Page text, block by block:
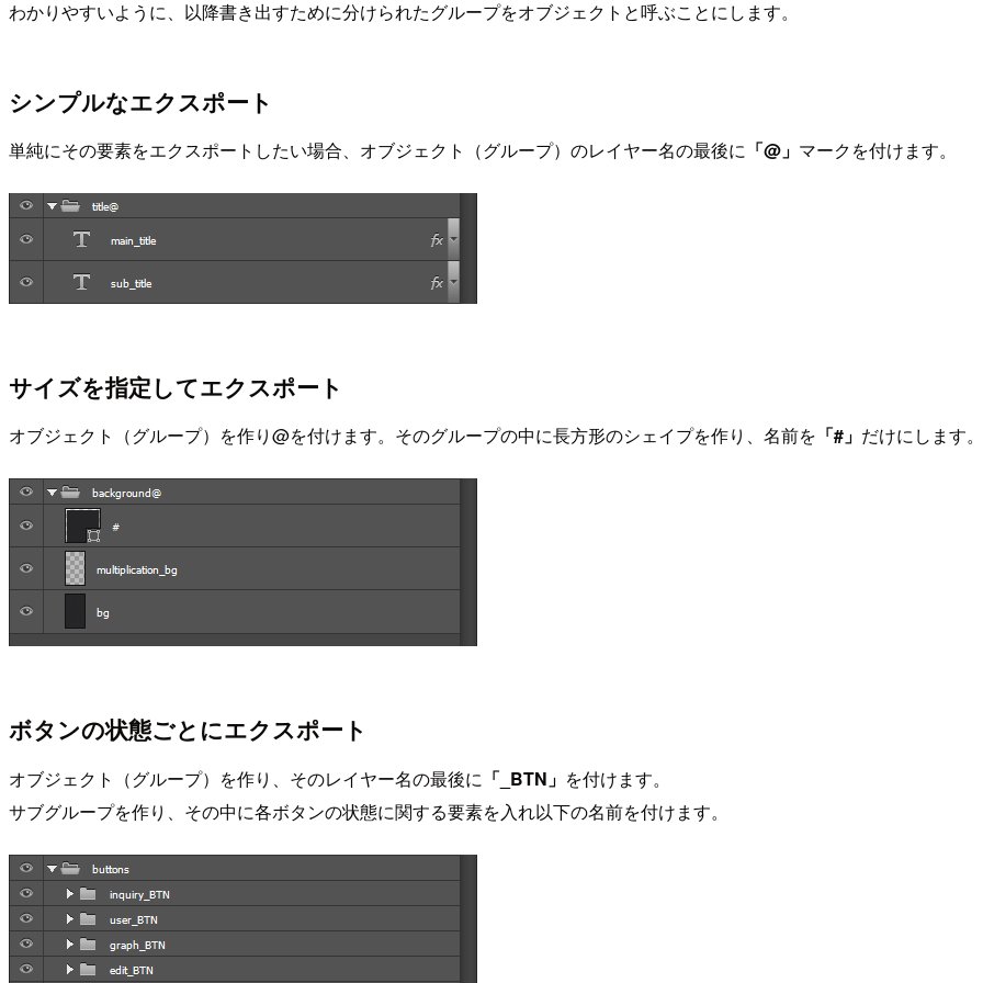
わかりやすいように、以降書き出すために分けられたグループをオブジェクトと呼ぶことにします。
シンプルなエクスポート
単純にその要素をエクスポートしたい場合、オブジェクト（グループ）のレイヤー名の最後に 「@」 マークを付けます。
サイズを指定してエクスポート
オブジェクト（グループ）を作り@を付けます。そのグループの中に長方形のシェイプを作り、名前を 「#」 だけにします
ボタンの状態ごとにエクスポート
オブジェクト（グループ）を作り、そのレイヤー名の最後に 「_BTN」 を付けます。
サブグループを作り、その中に各ボタンの状態に関する要素を入れ以下の名前を付けます。